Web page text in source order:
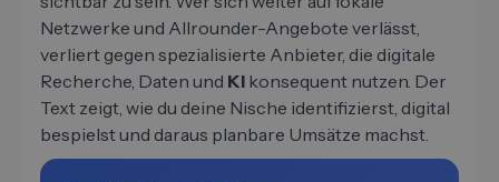
Netzwerke und Allrounder-Angebote verlässt,
verliert gegen spezialisierte Anbieter, die digitale
Recherche, Daten und KI konsequent nutzen. Der
Text zeigt, wie du deine Nische identifizierst, digital
bespielst und daraus planbare Umsätze machst.